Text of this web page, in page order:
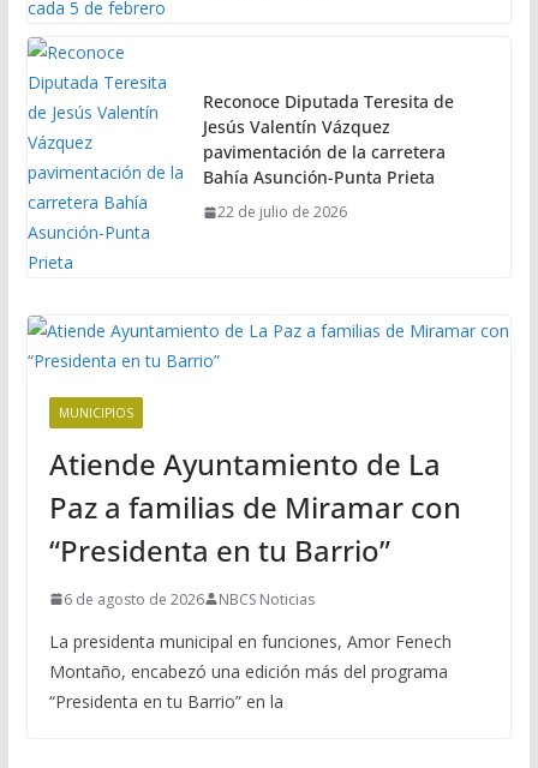
Reconoce Diputada Teresita de
Jesús Valentín Vázquez
pavimentación de la carretera
Bahía Asunción-Punta Prieta
22 de julio de 2026
MUNICIPIOS
Atiende Ayuntamiento de La
Paz a familias de Miramar con
“Presidenta en tu Barrio”
6 de agosto de 2026 NBCS Noticias
La presidenta municipal en funciones, Amor Fenech
Montaño, encabezó una edición más del programa
“Presidenta en tu Barrio” en la